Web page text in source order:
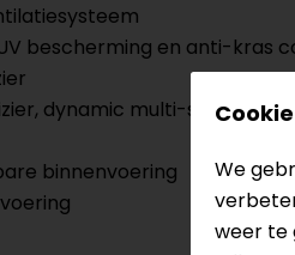
bescherming en anti-kras
dynamic multi-step
binnenvoering
We
weer te